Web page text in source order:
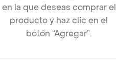
en la que deseas comprar el
producto y haz clic en el
botón “Agregar”.